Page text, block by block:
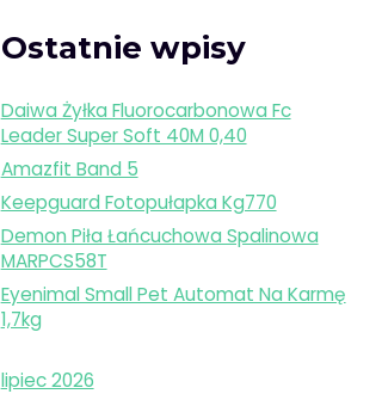
Ostatnie wpisy
Daiwa Żyłka Fluorocarbonowa Fc
Leader Super Soft 40M 0,40
Amazfit Band 5
Keepguard Fotopułapka Kg770
Demon Piła Łańcuchowa Spalinowa
MARPCS58T
Eyenimal Small Pet Automat Na Karmę
1,7kg
lipiec 2026